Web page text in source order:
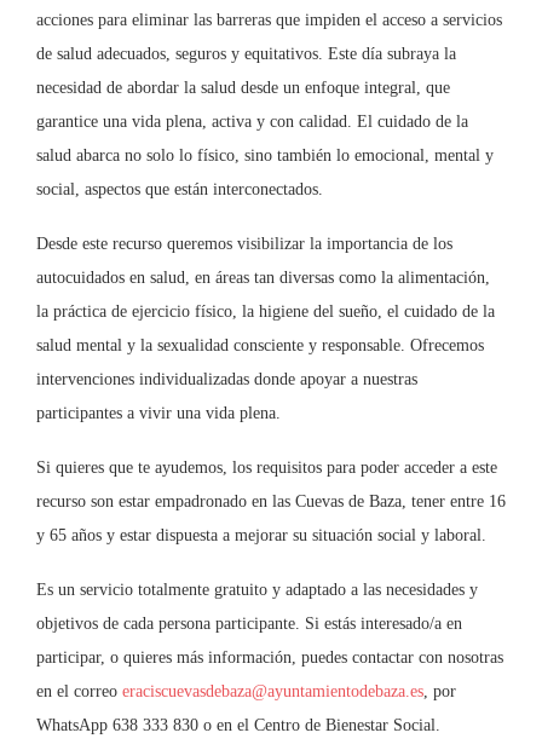
acciones para eliminar las barreras que impiden el acceso a servicios
de salud adecuados, seguros y equitativos. Este día subraya la
necesidad de abordar la salud desde un enfoque integral, que
garantice una vida plena, activa y con calidad. El cuidado de la
salud abarca no solo lo físico, sino también lo emocional, mental y
social, aspectos que están interconectados.
Desde este recurso queremos visibilizar la importancia de los
autocuidados en salud, en áreas tan diversas como la alimentación,
la práctica de ejercicio físico, la higiene del sueño, el cuidado de la
salud mental y la sexualidad consciente y responsable. Ofrecemos
intervenciones individualizadas donde apoyar a nuestras
participantes a vivir una vida plena.
Si quieres que te ayudemos, los requisitos para poder acceder a este
recurso son estar empadronado en las Cuevas de Baza, tener entre 16
y 65 años y estar dispuesta a mejorar su situación social y laboral.
Es un servicio totalmente gratuito y adaptado a las necesidades y
objetivos de cada persona participante. Si estás interesado/a en
participar, o quieres más información, puedes contactar con nosotras
en el correo eraciscuevasdebaza@ayuntamientodebaza.es , por
WhatsApp 638 333 830 o en el Centro de Bienestar Social.